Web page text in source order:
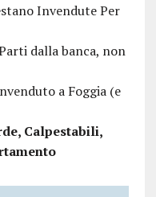
Invendute Per
dalla banca, non
a Foggia (e
Calpestabili,